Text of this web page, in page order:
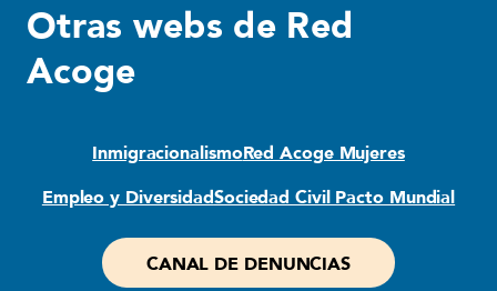
Otras webs de Red
Acoge
InmigracionalismoRed Acoge Mujeres
Empleo y DiversidadSociedad Civil Pacto Mundial
CANAL DE DENUNCIAS